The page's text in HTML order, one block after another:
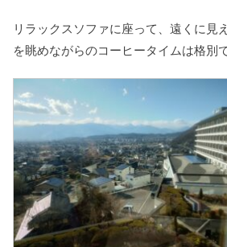
リラックスソファに座って、遠くに見
を眺めながらのコーヒータイムは格別で